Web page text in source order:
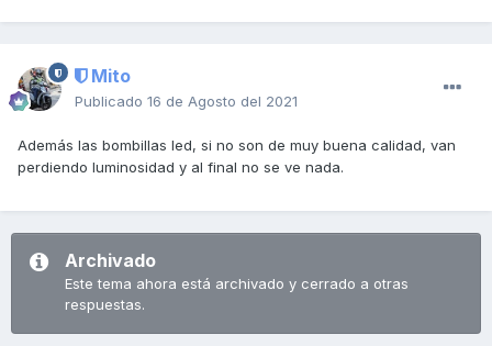
Mito
Publicado 16 de Agosto del 2021
Además las bombillas led, si no son de muy buena calidad, van
perdiendo luminosidad y al final no se ve nada.
Archivado
Este tema ahora está archivado y cerrado a otras
respuestas.